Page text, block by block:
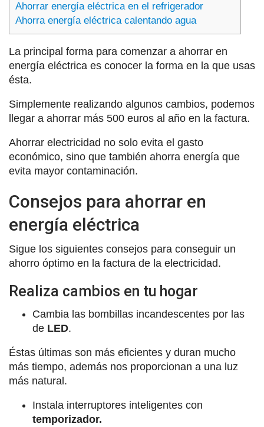
Ahorrar energía eléctrica en el refrigerador
Ahorra energía eléctrica calentando agua
La principal forma para comenzar a ahorrar en
energía eléctrica es conocer la forma en la que usas
ésta.
Simplemente realizando algunos cambios, podemos
llegar a ahorrar más 500 euros al año en la factura.
Ahorrar electricidad no solo evita el gasto
económico, sino que también ahorra energía que
evita mayor contaminación.
Consejos para ahorrar en
energía eléctrica
Sigue los siguientes consejos para conseguir un
ahorro óptimo en la factura de la electricidad.
Realiza cambios en tu hogar
Cambia las bombillas incandescentes por las
de LED.
Éstas últimas son más eficientes y duran mucho
más tiempo, además nos proporcionan a una luz
más natural.
Instala interruptores inteligentes con
temporizador.